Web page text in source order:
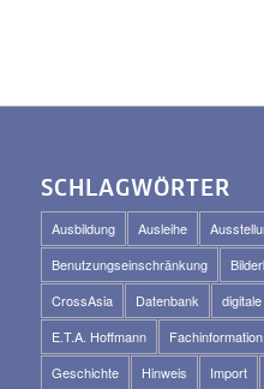
SCHLAGWÖRTER
Ausbildung Ausleihe
Benutzungseinschränkung
CrossAsia
Datenbank
E.T.A. Hoffmann
Fachinformation
Geschichte
Hinweis Import